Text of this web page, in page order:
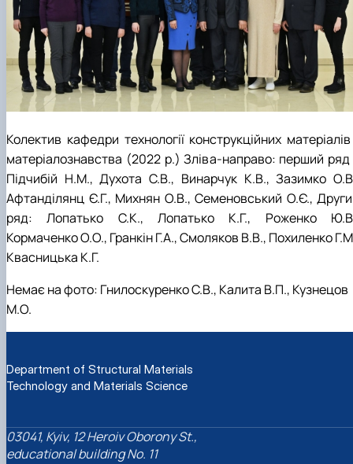
Колектив кафедри технології конструкційних матеріалів
матеріалознавства (2022 р.) Зліва-направо: перший
Підчибій Н.М., Духота С.В., Винарчук К.В., Зазимко
Афтанділянц Є.Г., Михнян О.В., Семеновський О.Є.,
ряд: Лопатько С.К., Лопатько К.Г., Роженко
Кормаченко О.О., Гранкін Г.А., Смоляков В.В., Похиленко
Квасницька К.Г.
Немає на фото: Гнилоскуренко С.В., Калита В.П., Кузнецов
М.О.
Department of Structural Materials
Technology and Materials Science
03041, Kyiv, 12 Heroiv Oborony St.,
educational building No. 11